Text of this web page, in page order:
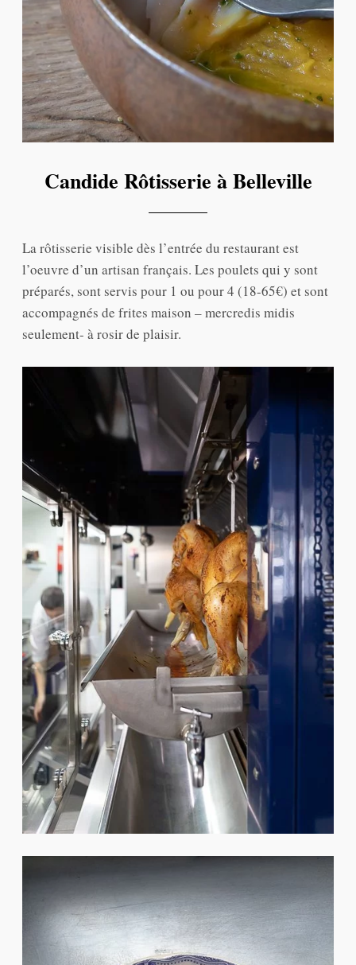
Candide Rôtisserie à Belleville
La rôtisserie visible dès l’entrée du restaurant est
l’oeuvre d’un artisan français. Les poulets qui y sont
préparés, sont servis pour 1 ou pour 4 (18-65€) et sont
accompagnés de frites maison – mercredis midis
seulement- à rosir de plaisir.